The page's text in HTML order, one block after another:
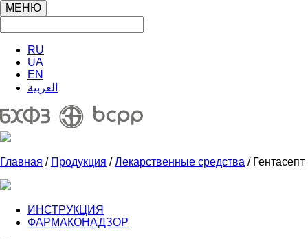
МЕНЮ
RU
UA
EN
العربية
Главная / Продукция /Лекарственные средства / Гентасепт
ИНСТРУКЦИЯ
ФАРМАКОНАДЗОР